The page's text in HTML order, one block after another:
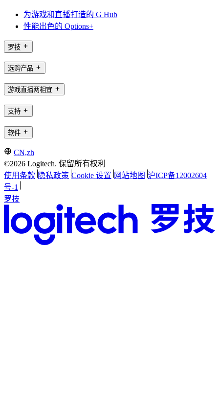
为游戏和直播打造的 G Hub
性能出色的 Options+
罗技
选购产品
游戏直播两相宜
支持
软件
CN,zh
©2026 Logitech. 保留所有权利
使用条款 隐私政策 Cookie 设置 网站地图 沪ICP备12002604
号-1
罗技